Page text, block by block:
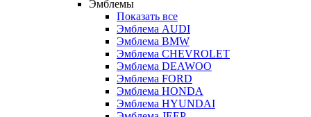
Эмблемы
Показать все
Эмблема AUDI
Эмблема BMW
Эмблема CHEVROLET
Эмблема DEAWOO
Эмблема FORD
Эмблема HONDA
Эмблема HYUNDAI